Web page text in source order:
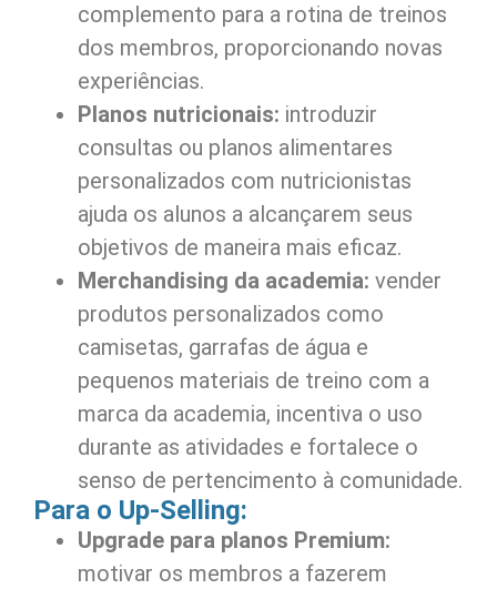
complemento para a rotina de treinos
dos membros, proporcionando novas
experiências.
Planos nutricionais: introduzir
consultas ou planos alimentares
personalizados com nutricionistas
ajuda os alunos a alcançarem seus
objetivos de maneira mais eficaz.
Merchandising da academia: vender
produtos personalizados como
camisetas, garrafas de água e
pequenos materiais de treino com a
marca da academia, incentiva o uso
durante as atividades e fortalece o
senso de pertencimento à comunidade.
Para o Up-Selling:
Upgrade para planos Premium:
motivar os membros a fazerem